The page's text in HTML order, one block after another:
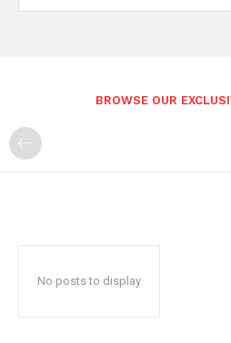
BROWSE OUR
No posts to display